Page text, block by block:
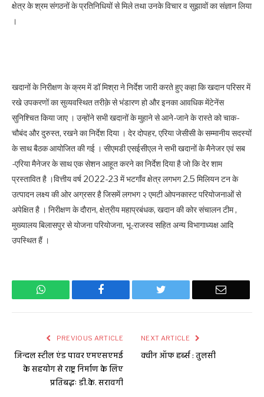
क्षेत्र के श्रम संगठनों के प्रतिनिधियों से मिले तथा उनके विचार व सुझावों का संज्ञान लिया
।
खदानों के निरीक्षण के क्रम में डॉ मिश्रा ने निर्देश जारी करते हुए कहा कि खदान परिसर में
रखे उपकरणों का सुव्यवस्थित तरीक़े से भंडारण हो और इनका आवधिक मेंटेनेंस
सुनिश्चित किया जाए । उन्होंने सभी खदानों के मुहाने से आने-जाने के रास्ते को चाक-
चौबंद और दुरुस्त, रखने का निर्देश दिया । देर दोपहर, एरिया जेसीसी के सम्मानीय सदस्यों
के साथ बैठक आयोजित की गई । सीएमडी एसईसीएल ने सभी खदानों के मैनेजर एवं सब
-एरिया मैनेजर के साथ एक सेशन आहूत करने का निर्देश दिया है जो कि देर शाम
प्रस्तावित है ।वित्तीय वर्ष 2022-23 में भटगाँव क्षेत्र लगभग 2.5 मिलियन टन के
उत्पादन लक्ष्य की ओर अग्रसर है जिसमें लगभग २ एमटी ओपनकास्ट परियोजनाओं से
अपेक्षित है । निरीक्षण के दौरान, क्षेत्रीय महाप्रबंधक, खदान की कोर संचालन टीम ,
मुख्यालय बिलासपुर से योजना परियोजना, भू-राजस्व सहित अन्य विभागाध्यक्ष आदि
उपस्थित हैं ।
WhatsApp Facebook Twitter Email
PREVIOUS ARTICLE
जिन्दल स्टील एंड पावर एमएसएमई
के सहयोग से राष्ट्र निर्माण के लिए
प्रतिबद्धः डी.के. सरावगी
NEXT ARTICLE
क्वीन ऑफ हर्ब्स : तुलसी